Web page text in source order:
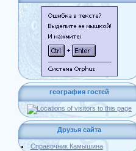
география гостей
Друзья сайта
Справочник Камышина